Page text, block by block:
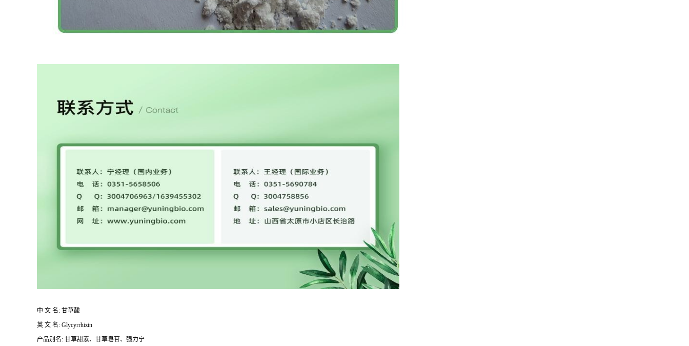
中 文 名: 甘草酸
英 文 名: Glycyrrhizin
产品别名: 甘草甜素、甘草皂苷、强力宁